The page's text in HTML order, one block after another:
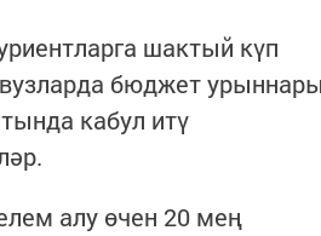
шактый күп
бюджет
кабул итү
алу өчен 20 мең